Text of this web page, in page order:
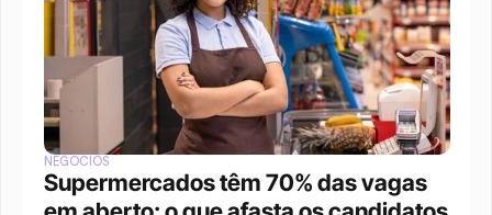
NEGÓCIOS
Supermercados têm 70% das vagas